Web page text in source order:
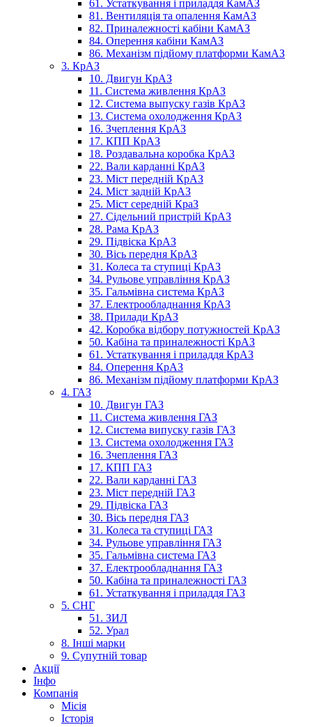
61. Устаткування і приладдя КамАЗ
81. Вентиляція та опалення КамАЗ
82. Приналежності кабіни КамАЗ
84. Оперення кабіни КамАЗ
86. Механізм підйому платформи КамАЗ
3. КрАЗ
10. Двигун КрАЗ
11. Система живлення КрАЗ
12. Система выпуску газів КрАЗ
13. Система охолодження КрАЗ
16. Зчеплення КрАЗ
17. КПП КрАЗ
18. Роздавальна коробка КрАЗ
22. Вали карданні КрАЗ
23. Міст передній КрАЗ
24. Міст задній КрАЗ
25. Міст середній КраЗ
27. Сідельний пристрій КрАЗ
28. Рама КрАЗ
29. Підвіска КрАЗ
30. Вісь передня КрАЗ
31. Колеса та ступиці КрАЗ
34. Рульове управління КрАЗ
35. Гальмівна система КрАЗ
37. Електрообладнання КрАЗ
38. Прилади КрАЗ
42. Коробка відбору потужностей КрАЗ
50. Кабіна та приналежності КрАЗ
61. Устаткування і приладдя КрАЗ
84. Оперення КрАЗ
86. Механізм підйому платформи КрАЗ
4. ГАЗ
10. Двигун ГАЗ
11. Система живлення ГАЗ
12. Система випуску газів ГАЗ
13. Система охолодження ГАЗ
16. Зчеплення ГАЗ
17. КПП ГАЗ
22. Вали карданні ГАЗ
23. Міст передній ГАЗ
29. Підвіска ГАЗ
30. Вісь передня ГАЗ
31. Колеса та ступиці ГАЗ
34. Рульове управління ГАЗ
35. Гальмівна система ГАЗ
37. Електрообладнання ГАЗ
50. Кабіна та приналежності ГАЗ
61. Устаткування і приладдя ГАЗ
5. СНГ
51. ЗИЛ
52. Урал
8. Інші марки
9. Супутній товар
Акції
Інфо
Компанія
Місія
Історія